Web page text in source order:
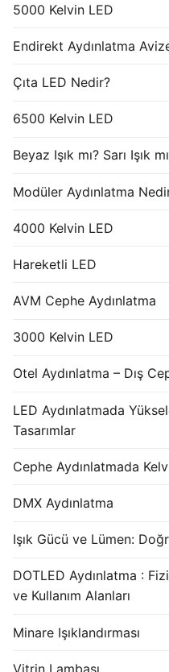
5000 Kelvin LED
Endirekt Aydınlatma
Çıta LED Nedir?
6500 Kelvin LED
Beyaz Işık mı? Sarı Işık
Modüler Aydınlatma
4000 Kelvin LED
Hareketli LED
AVM Cephe Aydınlatma
3000 Kelvin LED
Otel Aydınlatma – Dış
LED Aydınlatmada
Tasarımlar
Cephe Aydınlatmada
DMX Aydınlatma
Işık Gücü ve Lümen:
DOTLED Aydınlatma :
ve Kullanım Alanları
Minare Işıklandırması
Vitrin Lambası